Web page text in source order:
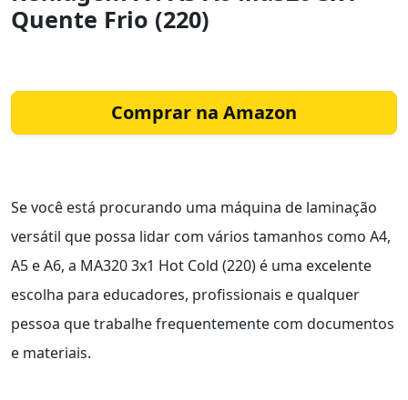
Quente Frio (220)
Comprar na Amazon
Se você está procurando uma máquina de laminação
versátil que possa lidar com vários tamanhos como A4,
A5 e A6, a MA320 3x1 Hot Cold (220) é uma excelente
escolha para educadores, profissionais e qualquer
pessoa que trabalhe frequentemente com documentos
e materiais.